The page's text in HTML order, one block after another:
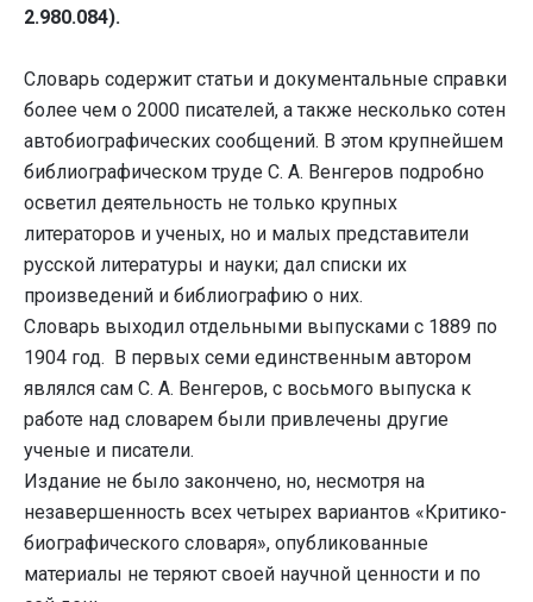
2.980.084).
Словарь содержит статьи и документальные справки
более чем о 2000 писателей, а также несколько сотен
автобиографических сообщений. В этом крупнейшем
библиографическом труде С. А. Венгеров подробно
осветил деятельность не только крупных
литераторов и ученых, но и малых представители
русской литературы и науки; дал списки их
произведений и библиографию о них.
Словарь выходил отдельными выпусками с 1889 по
1904 год. В первых семи единственным автором
являлся сам С. А. Венгеров, с восьмого выпуска к
работе над словарем были привлечены другие
ученые и писатели.
Издание не было закончено, но, несмотря на
незавершенность всех четырех вариантов «Критико-
биографического словаря», опубликованные
материалы не теряют своей научной ценности и по